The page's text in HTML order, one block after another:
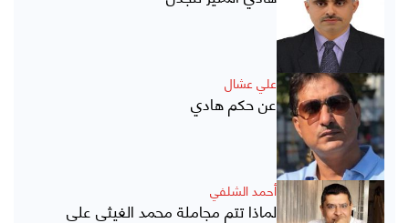
علي عشال
عن حكم هادي
أحمد الشلفي
لماذا تتم مجاملة محمد الغيثي على